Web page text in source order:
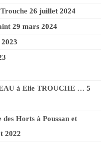
Galouzeau
!
eau
26 juillet 2024
29 mars 2024
à Elie TROUCHE … 5
Horts à Poussan et
2022